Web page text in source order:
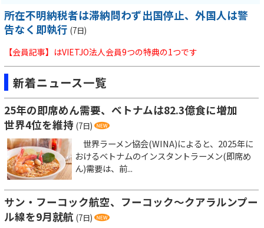
所在不明納税者は滞納問わず出国停止、外国人は警
告なく即執行 (7日)
【会員記事】はVIETJO法人会員9つの特典の1つです
新着ニュース一覧
25年の即席めん需要、ベトナムは82.3億食に増加
世界4位を維持 (7日)
世界ラーメン協会(WINA)によると、2025年に
おけるベトナムのインスタントラーメン(即席め
ん)需要は、前...
サン・フーコック航空、フーコック～クアラルンプー
ル線を9月就航 (7日)